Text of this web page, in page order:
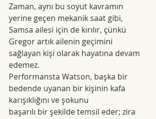
Zaman, aynı bu soyut kavramın
yerine geçen mekanik saat gibi,
Samsa ailesi için de kırılır, çünkü
Gregor artık ailenin geçimini
sağlayan kişi olarak hayatına devam
edemez.
Performansta Watson, başka bir
bedende uyanan bir kişinin kafa
karışıklığını ve şokunu
başarılı bir şekilde temsil eder; zira